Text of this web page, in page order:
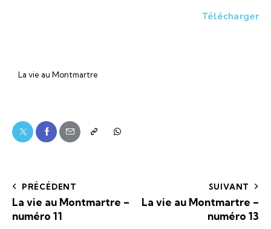
Télécharger
La vie au Montmartre
PRÉCÉDENT
La vie au Montmartre –
numéro 11
SUIVANT
La vie au Montmartre –
numéro 13